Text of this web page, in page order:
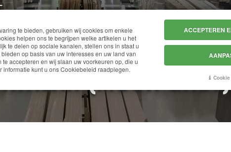
HOME BEDRIJF
(MOON GREY)
te bieden, gebruiken wij cookies om enkele
helpen ons te begrijpen welke artikelen u het
te delen op sociale kanalen, stellen ons in staat u
op basis van uw interesses en uw land van
accepteren en wij slaan uw voorkeuren op, die u
informatie kunt u ons Cookiebeleid raadplegen.
ACCEPTEREN